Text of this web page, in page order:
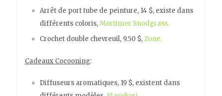
Arrêt de port tube de peinture, 14 $, existe dans
différents coloris,Mortimer Snodgrass.
Crochet double chevreuil, 9.50 $,Zone.
Cadeaux Cocooning:
Diffuseurs aromatiques, 19 $, existent dans